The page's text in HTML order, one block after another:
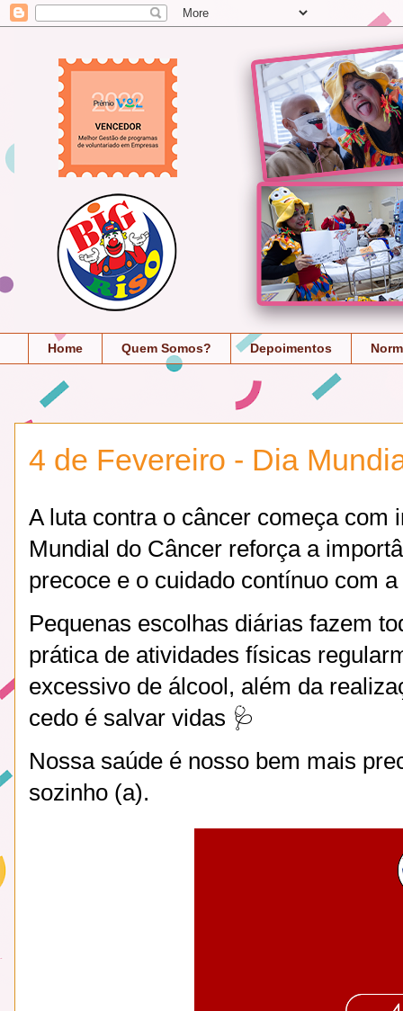
Home Quem Somos? Depoimentos
4 de Fevereiro - Dia
A luta contra o câncer começa com
Mundial do Câncer reforça a
precoce e o cuidado contínuo com
Pequenas escolhas diárias fazem
prática de atividades físicas
excessivo de álcool, além da
cedo é salvar vidas 🩺
Nossa saúde é nosso bem mais
sozinho (a).